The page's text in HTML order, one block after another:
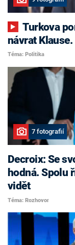
Turkova pomsta, nekonfliktní Havlíček i
návrat
Téma: Politika
7 fotografií
Decroix: Se
hodná. Spolu
vidět
Téma: Rozhovor